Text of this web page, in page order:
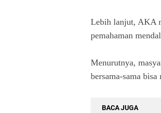
Lebih lanjut, AKA
pemahaman
Menurutnya,
bersama-sama
BACA JUGA